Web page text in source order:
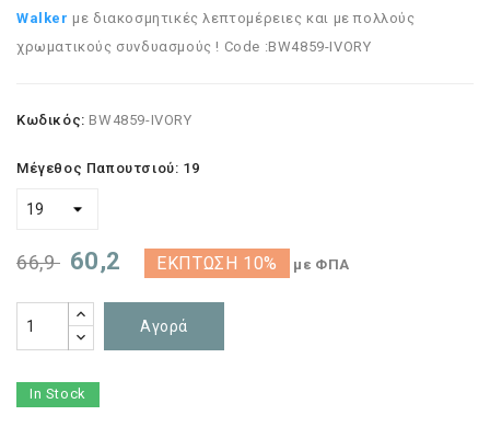
Walker με διακοσμητικές λεπτομέρειες και με πολλούς
χρωματικούς συνδυασμούς ! Code :BW4859-IVORY
Κωδικός: BW4859-IVORY
Μέγεθος Παπουτσιού: 19
66,9 60,2 ΈΚΠΤΩΣΗ 10% με ΦΠΑ
Αγορά
In Stock